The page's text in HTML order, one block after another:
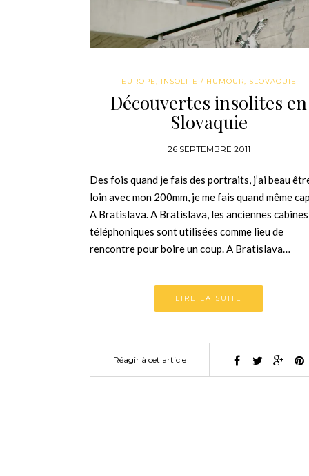
EUROPE, INSOLITE / HUMOUR, SLOVAQUIE
Découvertes insolites en
Slovaquie
26 SEPTEMBRE 2011
Des fois quand je fais des portraits, j’ai beau
loin avec mon 200mm, je me fais quand même
A Bratislava. A Bratislava, les anciennes cabines
téléphoniques sont utilisées comme lieu de
rencontre pour boire un coup. A Bratislava…
LIRE LA SUITE
Réagir à cet article